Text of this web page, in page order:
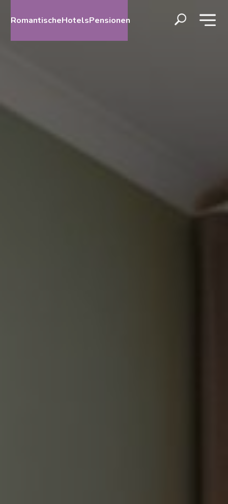
RomantischeHotelsPensionen